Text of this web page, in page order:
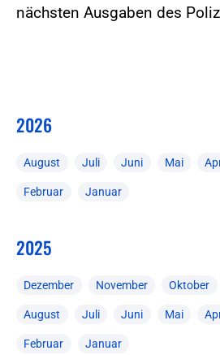
nächsten Ausgaben des
2026
August Juli Juni Mai
Februar Januar
2025
Dezember November Oktober
August Juli Juni Mai
Februar Januar